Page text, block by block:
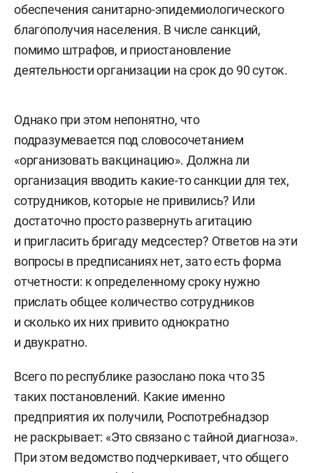
обеспечения санитарно-эпидемиологического
благополучия населения. В числе санкций,
помимо штрафов, и приостановление
деятельности организации на срок до 90 суток.
Однако при этом непонятно, что
подразумевается под словосочетанием
«организовать вакцинацию». Должна ли
организация вводить какие-то санкции для тех,
сотрудников, которые не привились? Или
достаточно просто развернуть агитацию
и пригласить бригаду медсестер? Ответов на эти
вопросы в предписаниях нет, зато есть форма
отчетности: к определенному сроку нужно
прислать общее количество сотрудников
и сколько их них привито однократно
и двукратно.
Всего по республике разослано пока что 35
таких постановлений. Какие именно
предприятия их получили, Роспотребнадзор
не раскрывает: «Это связано с тайной диагноза».
При этом ведомство подчеркивает, что общего